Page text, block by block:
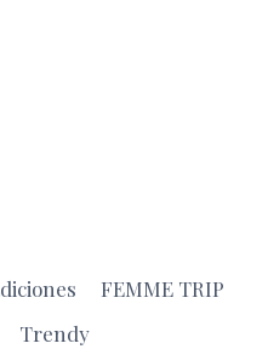
FEMME TRIP
Trendy